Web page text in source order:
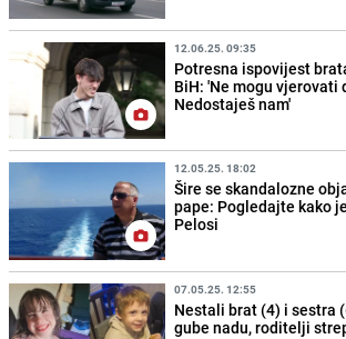
12.06.25. 09:35
Potresna ispovijest
BiH: 'Ne mogu vjerovati
Nedostaješ nam'
12.05.25. 18:02
Šire se skandalozne
pape: Pogledajte kako
Pelosi
07.05.25. 12:55
Nestali brat (4) i sestra
gube nadu, roditelji